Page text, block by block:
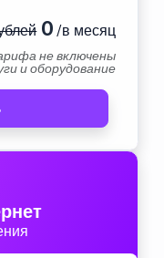
0 /в месяц
не включены
и оборудование